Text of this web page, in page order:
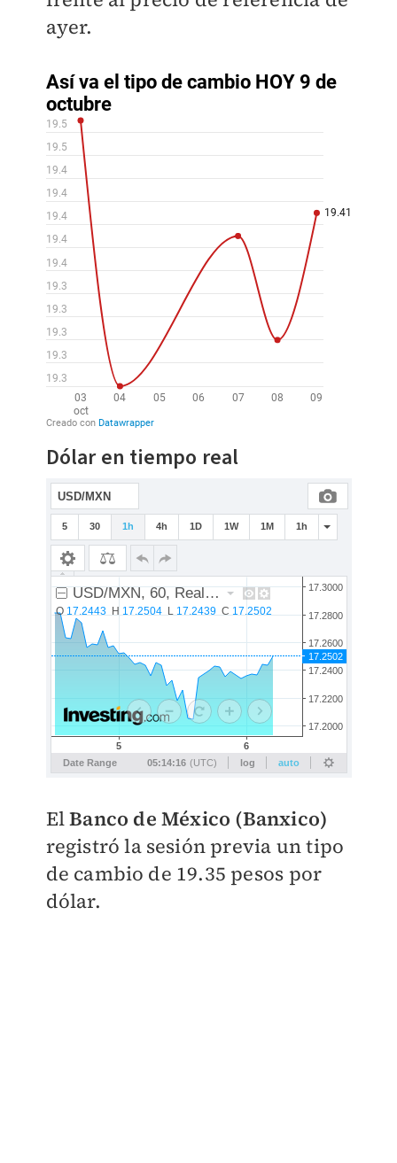
ayer.
Dólar en tiempo real
ElBanco de México (Banxico)
registró la sesión previa un tipo
de cambio de 19.35 pesos por
dólar.